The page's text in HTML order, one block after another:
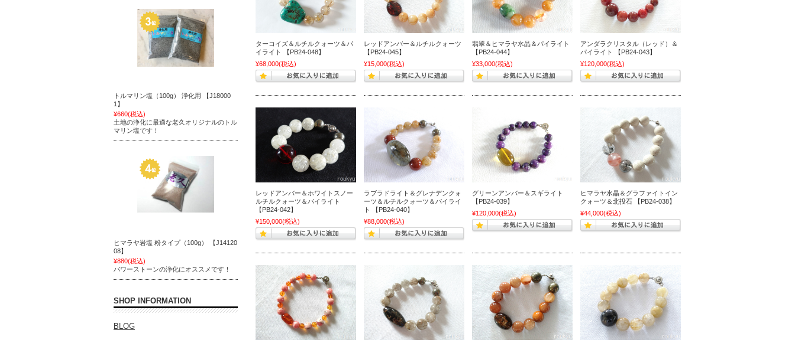
ターコイズ＆ルチルクォーツ＆パ
イライト 【PB24-048】
¥68,000(税込)
レッドアンバー＆ルチルクォーツ
【PB24-045】
¥15,000(税込)
翡翠＆ヒマラヤ水晶＆パイライト
【PB24-044】
¥33,000(税込)
アンダラクリスタル（レッド）＆
パイライト 【PB24-043】
¥120,000(税込)
レッドアンバー＆ホワイトスノー
ルチルクォーツ＆パイライト
【PB24-042】
¥150,000(税込)
ラブラドライト＆グレナデンクォ
ーツ＆ルチルクォーツ＆パイライ
ト 【PB24-040】
¥88,000(税込)
グリーンアンバー＆スギライト
【PB24-039】
¥120,000(税込)
ヒマラヤ水晶＆グラファイトイン
クォーツ＆北投石 【PB24-038】
¥44,000(税込)
トルマリン塩（100g） 浄化用 【J18000
1】
¥660(税込)
土地の浄化に最適な老久オリジナルのトル
マリン塩です！
ヒマラヤ岩塩 粉タイプ（100g） 【J14120
08】
¥880(税込)
パワーストーンの浄化にオススメです！
SHOP INFORMATION
BLOG